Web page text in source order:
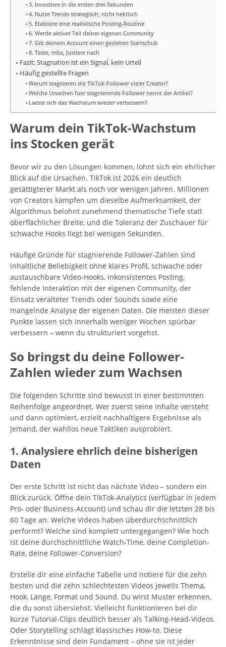
3. Investiere in die ersten drei Sekunden
4. Nutze Trends strategisch, nicht hektisch
5. Etabliere eine realistische Posting-Routine
6. Werde aktiver Teil deiner eigenen Community
7. Gib deinem Account einen gezielten Startschub
8. Teste, miss, justiere nach
Fazit: Stagnation ist ein Signal, kein Urteil
Häufig gestellte Fragen
Warum stagnieren die TikTok-Follower vieler Creator?
Welche Ursachen fuer stagnierende Follower nennt der Artikel?
Laesst sich das Wachstum wieder verbessern?
Warum dein TikTok-Wachstum
ins Stocken gerät
Bevor wir zu den Lösungen kommen, lohnt sich ein ehrlicher
Blick auf die Ursachen. TikTok ist 2026 ein deutlich
gesättigterer Markt als noch vor wenigen Jahren. Millionen
von Creators kämpfen um dieselbe Aufmerksamkeit, der
Algorithmus belohnt zunehmend thematische Tiefe statt
oberflächlicher Breite, und die Toleranz der Zuschauer für
schwache Hooks liegt bei wenigen Sekunden.
Häufige Gründe für stagnierende Follower-Zahlen sind
inhaltliche Beliebigkeit ohne klares Profil, schwache oder
austauschbare Video-Hooks, inkonsistentes Posting,
fehlende Interaktion mit der eigenen Community, der
Einsatz veralteter Trends oder Sounds sowie eine
mangelnde Analyse der eigenen Daten. Die meisten dieser
Punkte lassen sich innerhalb weniger Wochen spürbar
verbessern – wenn du strukturiert vorgehst.
So bringst du deine Follower-
Zahlen wieder zum Wachsen
Die folgenden Schritte sind bewusst in einer bestimmten
Reihenfolge angeordnet. Wer zuerst seine Inhalte versteht
und dann optimiert, erzielt nachhaltigere Ergebnisse als
jemand, der wahllos neue Taktiken ausprobiert.
1. Analysiere ehrlich deine bisherigen
Daten
Der erste Schritt ist nicht das nächste Video – sondern ein
Blick zurück. Öffne dein TikTok-Analytics (verfügbar in jedem
Pro- oder Business-Account) und schau dir die letzten 28 bis
60 Tage an. Welche Videos haben überdurchschnittlich
performt? Welche sind komplett untergegangen? Wie hoch
ist deine durchschnittliche Watch-Time, deine Completion-
Rate, deine Follower-Conversion?
Erstelle dir eine einfache Tabelle und notiere für die zehn
besten und die zehn schlechtesten Videos jeweils Thema,
Hook, Länge, Format und Sound. Du wirst Muster erkennen,
die du sonst übersiehst. Vielleicht funktionieren bei dir
kurze Tutorial-Clips deutlich besser als Talking-Head-Videos.
Oder Storytelling schlägt klassisches How-to. Diese
Erkenntnisse sind dein Fundament – ohne sie ist jeder